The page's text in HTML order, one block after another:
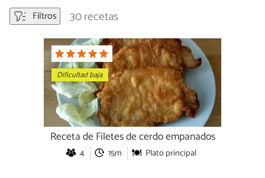
Filtros
30 recetas
Dificultad baja
Receta de Filetes de cerdo empanados
4 15m Plato principal